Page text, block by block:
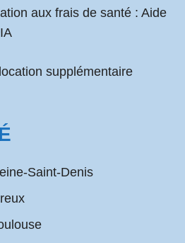
aux frais de santé : Aide
supplémentaire
Saint-Denis